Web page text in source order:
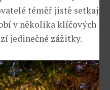
téměř jistě setkají s
v několika klíčových
jedinečné zážitky.